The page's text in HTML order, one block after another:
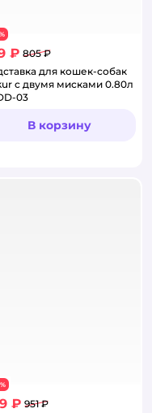
%
₽ 805 ₽
для кошек-собак
с двумя мисками 0.80л
03
В корзину
%
₽ 951 ₽